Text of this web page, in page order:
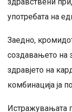
употребата на
Заедно,
создавањето на
здравјето на
комбинација ја
Истражувањата